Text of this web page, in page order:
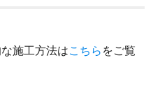
施工方法はこちら をご覧